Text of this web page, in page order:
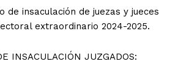
de insaculación de juezas y jueces
extraordinario 2024-2025.
INSACULACIÓN JUZGADOS: